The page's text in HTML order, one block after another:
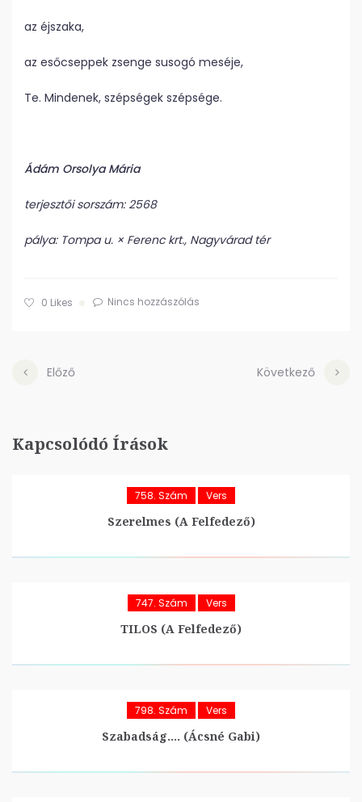
az éjszaka,
az esőcseppek zsenge susogó meséje,
Te. Mindenek, szépségek szépsége.
Ádám Orsolya Mária
terjesztői sorszám: 2568
pálya: Tompa u. × Ferenc krt., Nagyvárad tér
0 Likes Nincs hozzászólás
Előző Következő
Kapcsolódó Írások
758. Szám Vers
Szerelmes (A Felfedező)
747. Szám Vers
TILOS (A Felfedező)
798. Szám Vers
Szabadság…. (Ácsné Gabi)